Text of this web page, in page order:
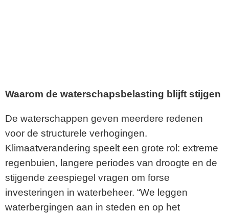
Waarom de waterschapsbelasting blijft stijgen
De waterschappen geven meerdere redenen
voor de structurele verhogingen.
Klimaatverandering speelt een grote rol: extreme
regenbuien, langere periodes van droogte en de
stijgende zeespiegel vragen om forse
investeringen in waterbeheer. “We leggen
waterbergingen aan in steden en op het